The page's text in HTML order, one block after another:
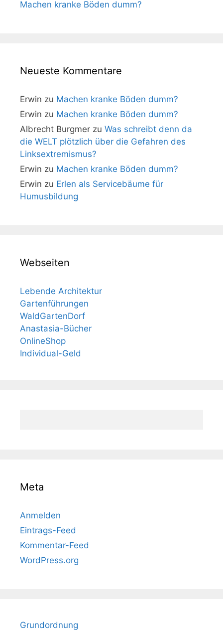
Machen kranke Böden dumm?
Neueste Kommentare
Erwin zu Machen kranke Böden dumm?
Erwin zu Machen kranke Böden dumm?
Albrecht Burgmer zu Was schreibt denn da
die WELT plötzlich über die Gefahren des
Linksextremismus?
Erwin zu Machen kranke Böden dumm?
Erwin zu Erlen als Servicebäume für
Humusbildung
Webseiten
Lebende Architektur
Gartenführungen
WaldGartenDorf
Anastasia-Bücher
OnlineShop
Individual-Geld
Meta
Anmelden
Eintrags-Feed
Kommentar-Feed
WordPress.org
Grundordnung